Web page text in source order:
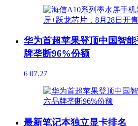
华为首超苹果登顶中国智
牌垄断96%份额
6 07.27
最新笔记本独立显卡排名